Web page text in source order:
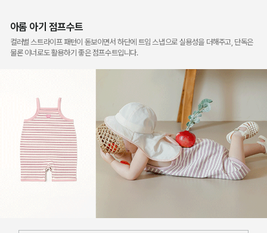
아롬 아기 점프수트
컬러별 스트라이프 패턴이 돋보이면서 하단에 트임 스냅으로 실용성을 더해주고, 단독은
물론 이너로도 활용하기 좋은 점프수트입니다.